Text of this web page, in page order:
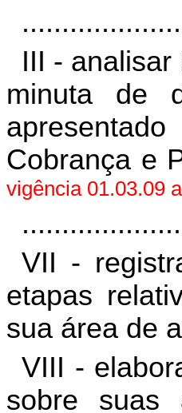
III -
minuta de
Cobrança e
vigência 01.03.09
VII -
etapas
sua área de
VIII -
sobre suas